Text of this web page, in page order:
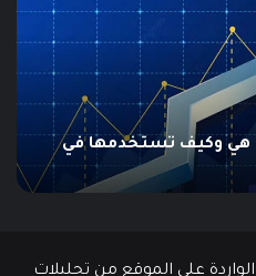
المتحدة تنخفض إلى أدنى
عمل قوي
على الموقع من تحليلات